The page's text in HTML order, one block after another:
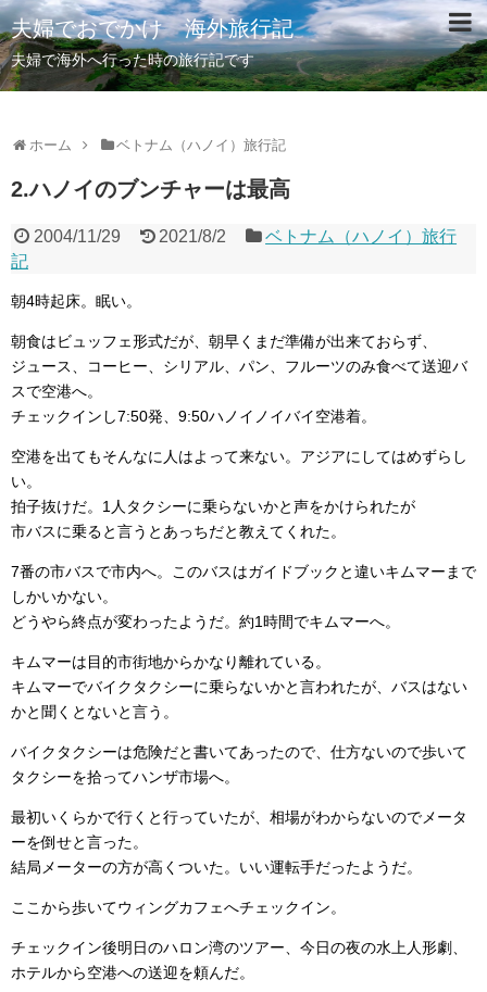
夫婦でおでかけ 海外旅行記
夫婦で海外へ行った時の旅行記です
ホーム ベトナム（ハノイ）旅行記
2.ハノイのブンチャーは最高
2004/11/29 2021/8/2
ベトナム（ハノイ）旅行
記
朝4時起床。眠い。
朝食はビュッフェ形式だが、朝早くまだ準備が出来ておらず、
ジュース、コーヒー、シリアル、パン、フルーツのみ食べて送迎バ
スで空港へ。
チェックインし7:50発、9:50ハノイノイバイ空港着。
空港を出てもそんなに人はよって来ない。アジアにしてはめずらし
い。
拍子抜けだ。1人タクシーに乗らないかと声をかけられたが
市バスに乗ると言うとあっちだと教えてくれた。
7番の市バスで市内へ。このバスはガイドブックと違いキムマーまで
しかいかない。
どうやら終点が変わったようだ。約1時間でキムマーへ。
キムマーは目的市街地からかなり離れている。
キムマーでバイクタクシーに乗らないかと言われたが、バスはない
かと聞くとないと言う。
バイクタクシーは危険だと書いてあったので、仕方ないので歩いて
タクシーを拾ってハンザ市場へ。
最初いくらかで行くと行っていたが、相場がわからないのでメータ
ーを倒せと言った。
結局メーターの方が高くついた。いい運転手だったようだ。
ここから歩いてウィングカフェへチェックイン。
チェックイン後明日のハロン湾のツアー、今日の夜の水上人形劇、
ホテルから空港への送迎を頼んだ。